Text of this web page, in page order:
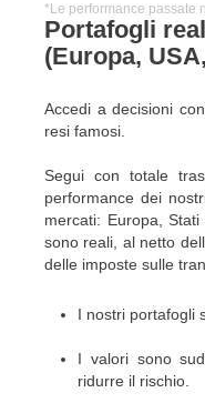
Portafogli
(Europa,
Accedi a decisioni
resi famosi.
Segui con totale
performance dei
mercati: Europa,
sono reali, al netto
delle imposte sulle
I nostri portafogli
I valori sono
ridurre il rischio.
*Le performance passate